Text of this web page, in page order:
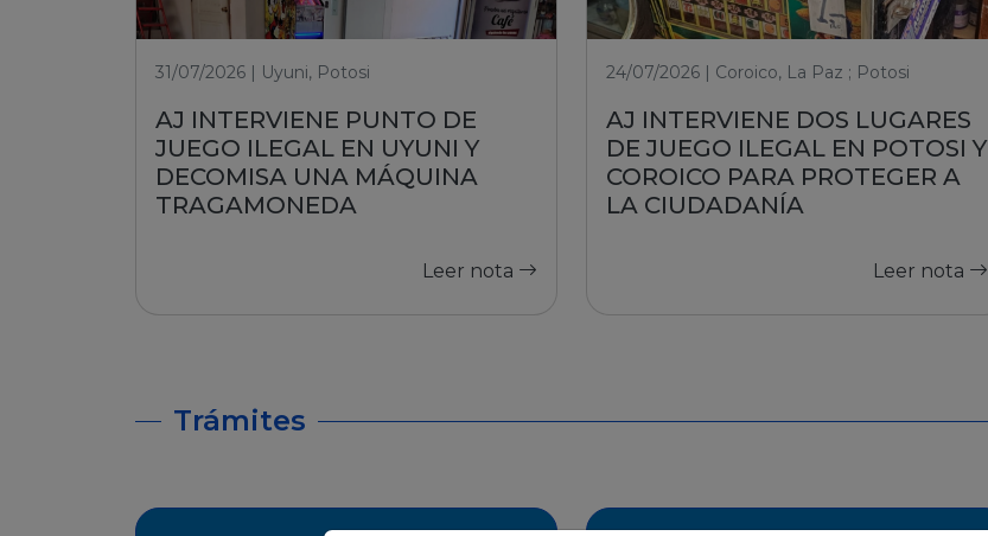
31/07/2026 | Uyuni, Potosi
AJ INTERVIENE PUNTO DE
JUEGO ILEGAL EN UYUNI Y
DECOMISA UNA MÁQUINA
TRAGAMONEDA
Leer nota
24/07/2026 | Coroico, La Paz ; Potosi
AJ INTERVIENE DOS LUGARES
DE JUEGO ILEGAL EN POTOSI Y
COROICO PARA PROTEGER A
LA CIUDADANÍA
Leer nota
Trámites